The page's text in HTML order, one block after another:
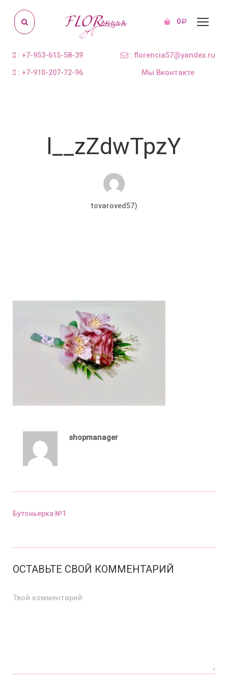
0Р
: +7-953-615-58-39
: +7-910-207-72-96
: florencia57@yandex.ru
Мы Вконтакте
l__zZdwTpzY
tovaroved57)
shopmanager
Бутоньерка №1
ОСТАВЬТЕ СВОЙ КОММЕНТАРИЙ